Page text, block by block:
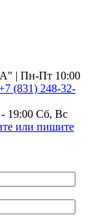
| Пн-Пт 10:00
(831) 248-32-
19:00 Сб, Вс
или пишите